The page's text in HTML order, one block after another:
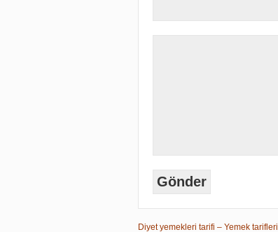
Diyet yemekleri tarifi – Yemek tarifleri